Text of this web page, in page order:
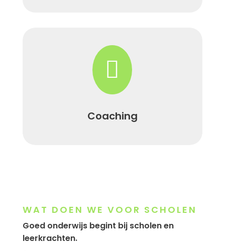

Coaching
WAT DOEN WE VOOR SCHOLEN
Goed onderwijs begint bij scholen en
leerkrachten.